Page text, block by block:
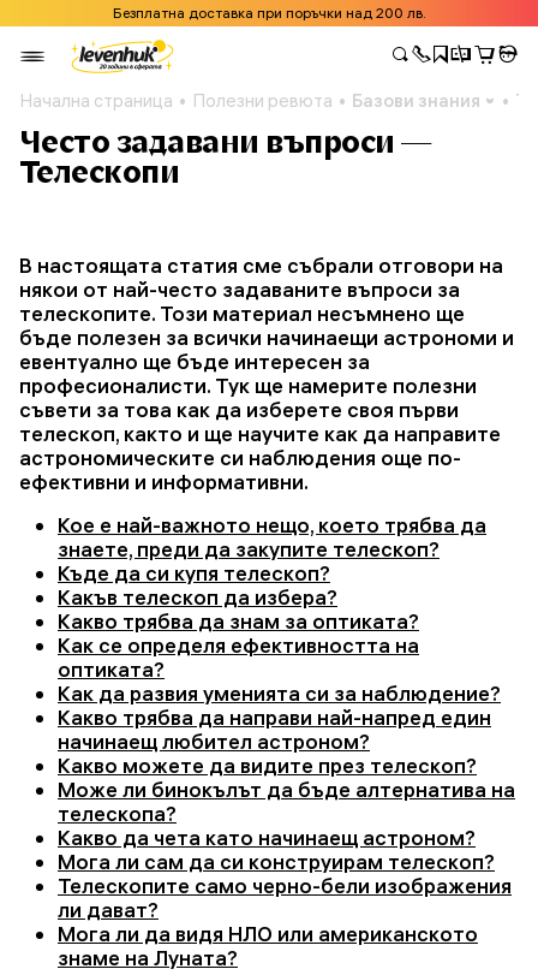
Безплатна доставка при поръчки над 200 лв.
Начална страница Полезни ревюта Базови знания
Често задавани въпроси —
Телескопи
В настоящата статия сме събрали отговори на
някои от най-често задаваните въпроси за
телескопите. Този материал несъмнено ще
бъде полезен за всички начинаещи астрономи и
евентуално ще бъде интересен за
професионалисти. Тук ще намерите полезни
съвети за това как да изберете своя първи
телескоп, както и ще научите как да направите
астрономическите си наблюдения още по-
ефективни и информативни.
Кое е най-важното нещо, което трябва да
знаете, преди да закупите телескоп?
Къде да си купя телескоп?
Какъв телескоп да избера?
Какво трябва да знам за оптиката?
Как се определя ефективността на
оптиката?
Как да развия уменията си за наблюдение?
Какво трябва да направи най-напред един
начинаещ любител астроном?
Какво можете да видите през телескоп?
Може ли бинокълът да бъде алтернатива на
телескопа?
Какво да чета като начинаещ астроном?
Мога ли сам да си конструирам телескоп?
Телескопите само черно-бели изображения
ли дават?
Мога ли да видя НЛО или американското
знаме на Луната?